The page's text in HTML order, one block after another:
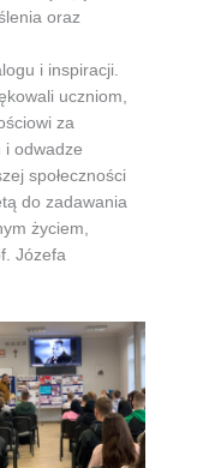
oraz
i inspiracji.
uczniom,
za
i odwadze
społeczności
do zadawania
życiem,
Józefa